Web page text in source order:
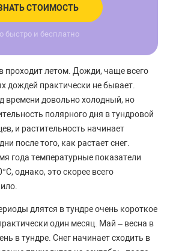
СТОИМОСТЬ
быстро и бесплатно
проходит летом. Дожди, чаще всего
дождей практически не бывает.
времени довольно холодный, но
полярного дня в тундровой
и растительность начинает
после того, как растает снег.
года температурные показатели
однако, это скорее всего
длятся в тундре очень короткое
один месяц. Май – весна в
в тундре. Снег начинает сходить в